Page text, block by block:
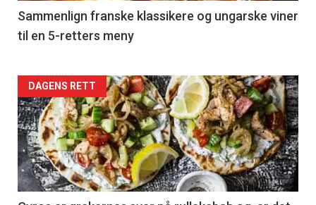
5
Sammenlign franske klassikere og ungarske viner
til en 5-retters meny
Forsiden
akkurat
nå
-
DAGENS RETT